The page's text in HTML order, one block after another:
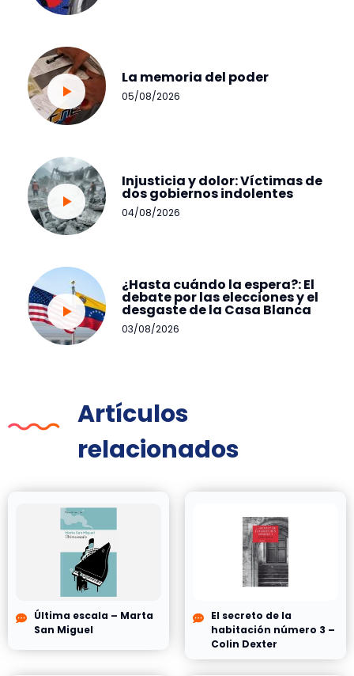
La memoria del poder
05/08/2026
Injusticia y dolor: Víctimas de
dos gobiernos indolentes
04/08/2026
¿Hasta cuándo la espera?: El
debate por las elecciones y el
desgaste de la Casa Blanca
03/08/2026
Artículos
relacionados
Última escala – Marta
San Miguel
El secreto de la
habitación número 3 –
Colin Dexter